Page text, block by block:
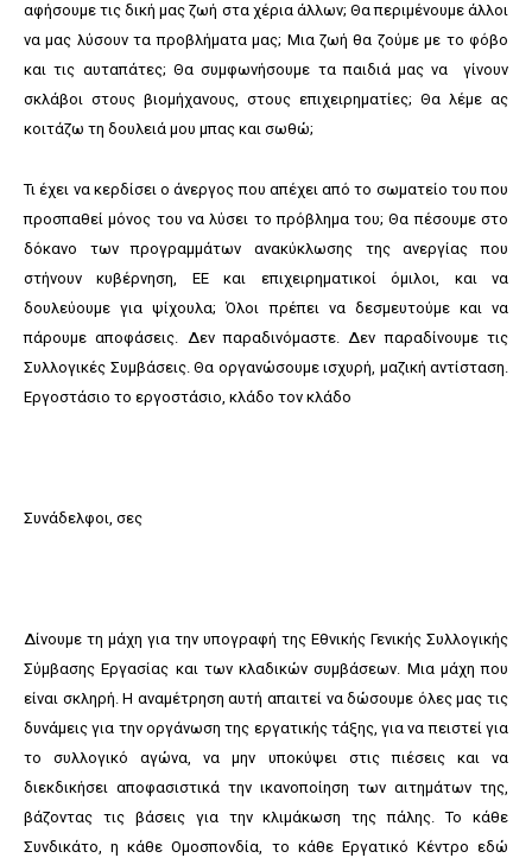
αφήσουμε τις δική μας ζωή στα χέρια άλλων; Θα περιμένουμε άλλοι
να μας λύσουν τα προβλήματα μας; Μια ζωή θα ζούμε με το φόβο
και τις αυταπάτες; Θα συμφωνήσουμε τα παιδιά μας να γίνουν
σκλάβοι στους βιομήχανους, στους επιχειρηματίες; Θα λέμε ας
κοιτάζω τη δουλειά μου μπας και σωθώ;
Τι έχει να κερδίσει ο άνεργος που απέχει από το σωματείο του που
προσπαθεί μόνος του να λύσει το πρόβλημα του; Θα πέσουμε στο
δόκανο των προγραμμάτων ανακύκλωσης της ανεργίας που
στήνουν κυβέρνηση, ΕΕ και επιχειρηματικοί όμιλοι, και να
δουλεύουμε για ψίχουλα; Όλοι πρέπει να δεσμευτούμε και να
πάρουμε αποφάσεις. Δεν παραδινόμαστε. Δεν παραδίνουμε τις
Συλλογικές Συμβάσεις. Θα οργανώσουμε ισχυρή, μαζική αντίσταση.
Εργοστάσιο το εργοστάσιο, κλάδο τον κλάδο
Συνάδελφοι, σες
Δίνουμε τη μάχη για την υπογραφή της Εθνικής Γενικής Συλλογικής
Σύμβασης Εργασίας και των κλαδικών συμβάσεων. Μια μάχη που
είναι σκληρή. Η αναμέτρηση αυτή απαιτεί να δώσουμε όλες μας τις
δυνάμεις για την οργάνωση της εργατικής τάξης, για να πειστεί για
το συλλογικό αγώνα, να μην υποκύψει στις πιέσεις και να
διεκδικήσει αποφασιστικά την ικανοποίηση των αιτημάτων της,
βάζοντας τις βάσεις για την κλιμάκωση της πάλης. Το κάθε
Συνδικάτο, η κάθε Ομοσπονδία, το κάθε Εργατικό Κέντρο εδώ